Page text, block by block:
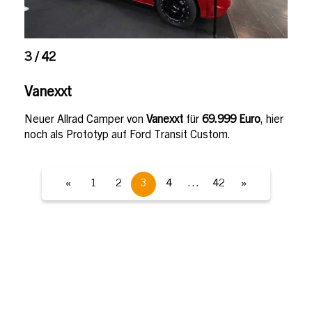
3 / 42
Vanexxt
Neuer Allrad Camper von Vanexxt für 69.999 Euro, hier
noch als Prototyp auf Ford Transit Custom.
« 1 2 3 4 … 42 »